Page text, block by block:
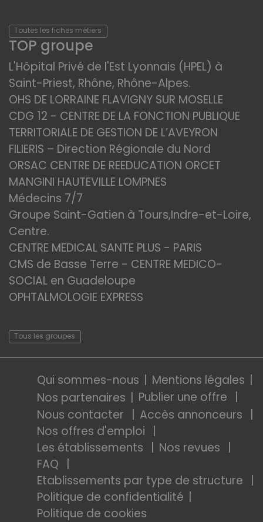
Toutes les fiches métiers
TOP groupe
L'Hôpital Privé de l'Est Lyonnais (HPEL) à
Saint-Priest, Rhône, Rhône-Alpes.
OHS DE LORRAINE FLAVIGNY SUR MOSELLE
CDG 12 - CENTRE DE LA FONCTION PUBLIQUE
TERRITORIALE DE GESTION DE L’AVEYRON
FILIERIS – Direction Régionale du Nord
ORSAC CENTRE DE REEDUCATION ORCET
MANGINI HAUTEVILLE LOMPNES
Médecins 7/7
Groupe Saint-Gatien à Tours,Indre-et-Loire,
Centre.
CENTRE MEDICAL SANTE PLUS - PARIS
CMS de Basse Terre - CENTRE MEDICO-
SOCIAL en Guadeloupe
OPHTALMOLOGIE EXPRESS
Tous les groupes
Qui sommes-nous
Mentions légales
Nos partenaires
Publier une offre
Nous contacter
Accès annonceurs
Nos offres d'emploi
Les établissements
Nos revues
FAQ
Etablissements par type de structure
Politique de confidentialité
Politique de cookies